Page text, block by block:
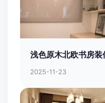
浅色原木北欧书房
2025-11-23